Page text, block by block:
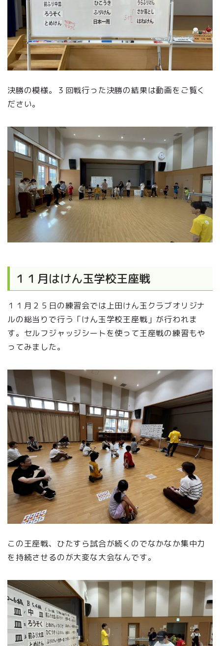
決勝の模様。３回戦行った決勝の結果は動画をご覧く
ださい。
１１月はけん玉学校王座戦
１１月２５日の練習会では上田けん玉クラブオリジナ
ルの総当りで行う「けん玉学校王座戦」が行われま
す。セルフジャッジシートを使って王座戦の練習もや
ってみました。
この王座戦、ひたすら試合が続くのでなかなか集中力
を持続させるのが大変な大会なんです。